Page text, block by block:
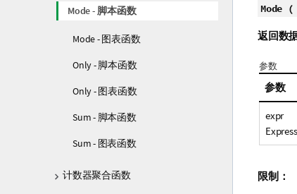
Mode - 脚本函数
Mode - 图表函数
Only - 脚本函数
Only - 图表函数
Sum - 脚本函数
Sum - 图表函数
计数器聚合函数
Mode (
返回数
参数
参数
expr
限制：